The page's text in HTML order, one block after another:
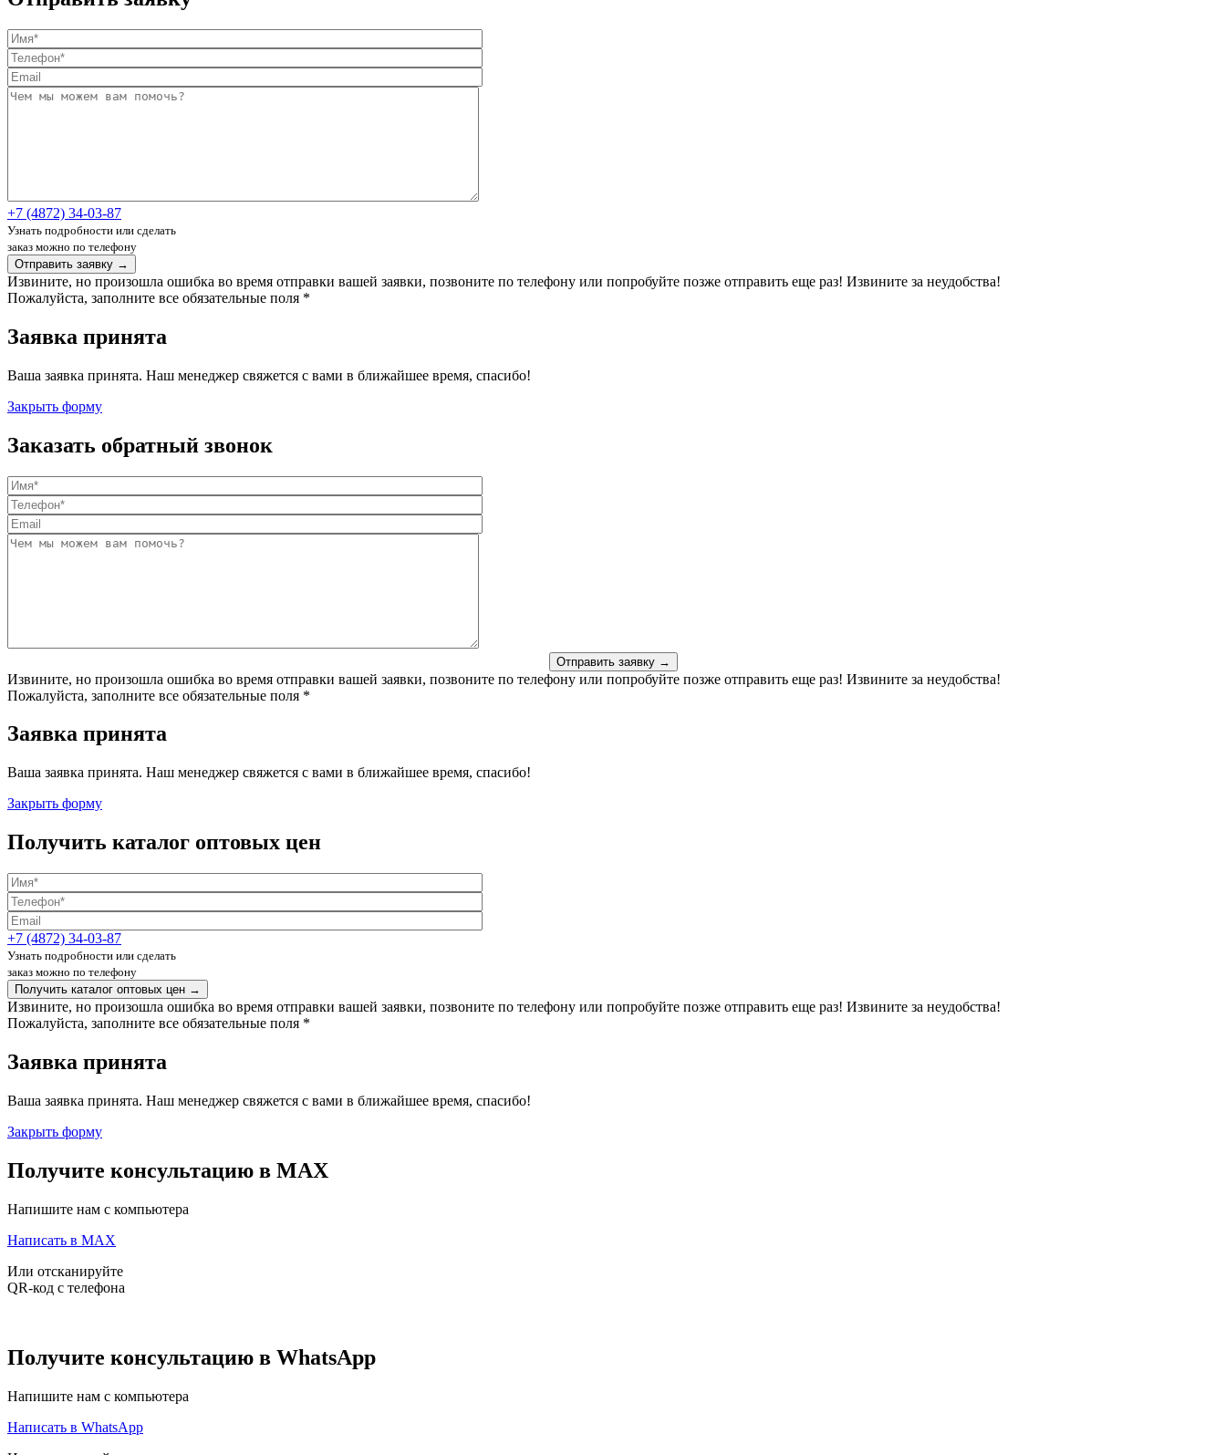
+7 (4872) 34-03-87
Узнать подробности или сделать
заказ можно по телефону
Отправить заявку →
Извините, но произошла ошибка во время отправки вашей заявки, позвоните по телефону или попробуйте позже отправить еще раз! Извините за неудобства!
Пожалуйста, заполните все обязательные поля *
Заявка принята
Ваша заявка принята. Наш менеджер свяжется с вами в ближайшее время, спасибо!
Закрыть форму
Заказать обратный звонок
Отправить заявку →
Извините, но произошла ошибка во время отправки вашей заявки, позвоните по телефону или попробуйте позже отправить еще раз! Извините за неудобства!
Пожалуйста, заполните все обязательные поля *
Заявка принята
Ваша заявка принята. Наш менеджер свяжется с вами в ближайшее время, спасибо!
Закрыть форму
Получить каталог оптовых цен
+7 (4872) 34-03-87
Узнать подробности или сделать
заказ можно по телефону
Получить каталог оптовых цен →
Извините, но произошла ошибка во время отправки вашей заявки, позвоните по телефону или попробуйте позже отправить еще раз! Извините за неудобства!
Пожалуйста, заполните все обязательные поля *
Заявка принята
Ваша заявка принята. Наш менеджер свяжется с вами в ближайшее время, спасибо!
Закрыть форму
Получите консультацию в MAX
Напишите нам с компьютера
Написать в MAX
Или отсканируйте
QR-код с телефона
Получите консультацию в WhatsApp
Напишите нам с компьютера
Написать в WhatsApp